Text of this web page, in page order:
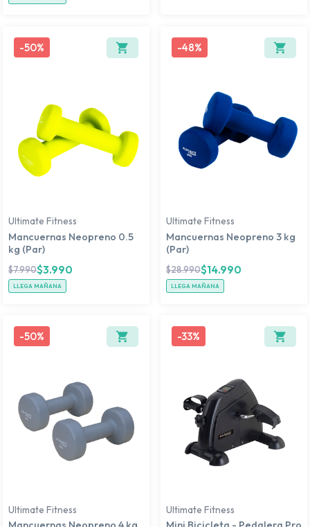
-50%
Ultimate Fitness
Mancuernas Neopreno 0.5
kg (Par)
$7.990$3.990
LLEGA MAÑANA
-48%
Ultimate Fitness
Mancuernas Neopreno 3 kg
(Par)
$28.990$14.990
LLEGA MAÑANA
-50%
Ultimate Fitness
-33%
Ultimate Fitness